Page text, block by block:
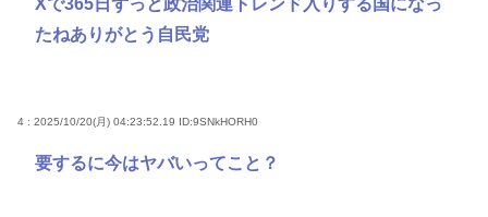
たねありがとう自民党
4 : 2025/10/20(月) 04:23:52.19 ID:9SNkHORH0
要するに今はヤバいってこと？